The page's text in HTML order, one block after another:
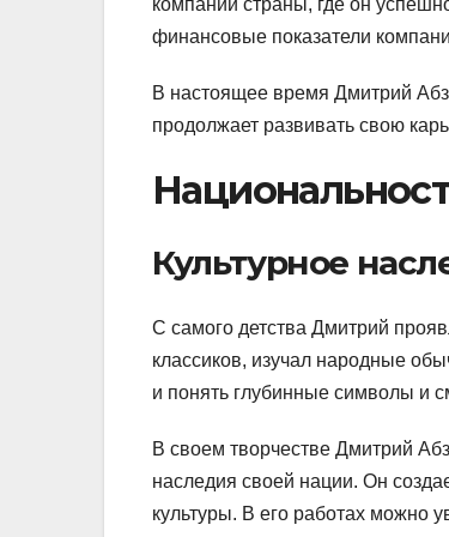
финансовые показатели
В настоящее время Дмитрий
продолжает развивать свою
Культурное
С самого детства Дмитрий
классиков, изучал народные
и понять глубинные символы и
В своем творчестве Дмитрий
наследия своей нации. Он
культуры. В его работах можно